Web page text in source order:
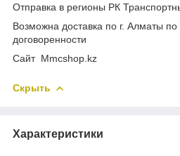
Отправка в регионы РК
Возможна доставка по г. Алматы
договоренности
Cайт Mmcshop.kz
Скрыть
Характеристики